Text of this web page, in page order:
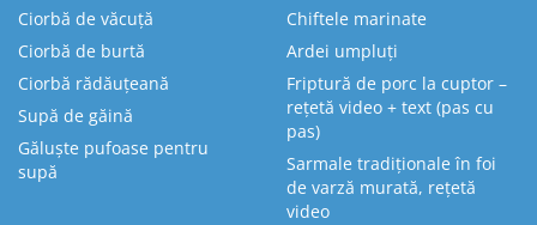
Ciorbă de văcuță
Ciorbă de burtă
Ciorbă rădăuțeană
Supă de găină
Găluște pufoase pentru
supă
Chiftele marinate
Ardei umpluți
Friptură de porc la cuptor –
rețetă video + text (pas cu
pas)
Sarmale tradiționale în foi
de varză murată, rețetă
video